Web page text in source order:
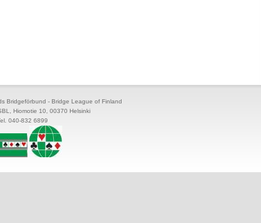
Bridgeförbund - Bridge League of Finland
Hiomotie 10, 00370 Helsinki
040-832 6899